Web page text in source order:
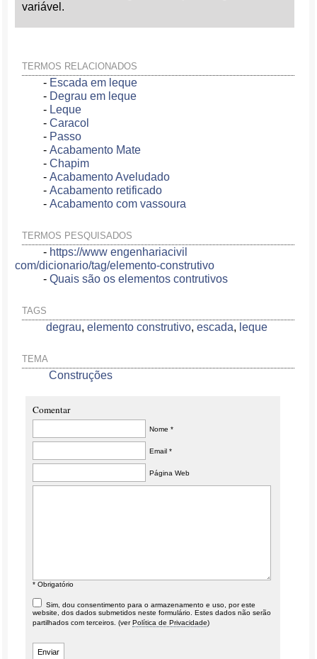
variável.
TERMOS RELACIONADOS
- Escada em leque
- Degrau em leque
- Leque
-Caracol
- Passo
-Acabamento Mate
-Chapim
-Acabamento Aveludado
-Acabamento retificado
-Acabamento com vassoura
TERMOS PESQUISADOS
- https://www engenhariacivil
com/dicionario/tag/elemento-construtivo
-Quais são os elementos contrutivos
TAGS
degrau,elemento construtivo,escada, leque
TEMA
Construções
Comentar
Nome *
Email *
Página Web
* Obrigatório
Sim, dou consentimento para o armazenamento e uso, por este
website, dos dados submetidos neste formulário. Estes dados não serão
partilhados com terceiros. (verPolítica de Privacidade)